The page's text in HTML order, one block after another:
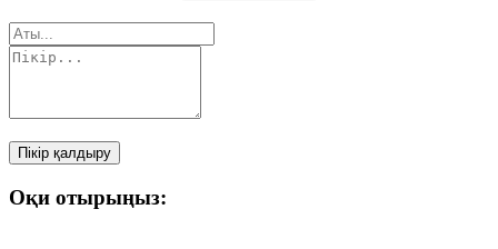
Пікір қалдыру
Оқи отырыңыз: